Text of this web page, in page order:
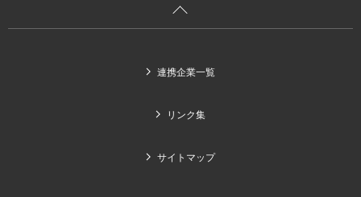
連携企業一覧
リンク集
サイトマップ